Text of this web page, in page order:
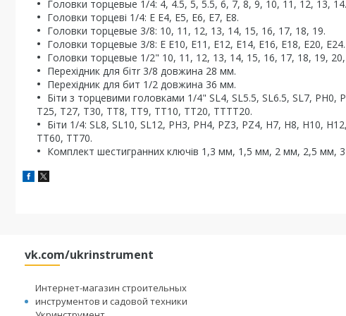
Головки торцевые 1/4: 4, 4.5, 5, 5.5, 6, 7, 8, 9, 10, 11, 12, 13, 14.
Головки торцеві 1/4: Е Е4, Е5, Е6, Е7, Е8.
Головки торцевые 3/8: 10, 11, 12, 13, 14, 15, 16, 17, 18, 19.
Головки торцевые 3/8: Е Е10, Е11, Е12, Е14, Е16, Е18, Е20, Е24.
Головки торцевые 1/2" 10, 11, 12, 13, 14, 15, 16, 17, 18, 19,
Перехідник для бітr 3/8 довжина 28 мм.
Перехідник для бит 1/2 довжина 36 мм.
Біти з торцевими головками 1/4" SL4, SL5.5, SL6.5, SL7,
Т25, Т27, Т30, ТT8, ТT9, ТT10, ТT20, ТTTT20.
Біти 1/4: SL8, SL10, SL12, PH3, PH4, PZ3, PZ4, H7, H8, H10,
ТT60, ТT70.
Комплект шестигранних ключів 1,3 мм, 1,5 мм, 2 мм, 2,5 мм,
vk.com/ukrinstrument
Интернет-магазин строительных
инструментов и садовой техники